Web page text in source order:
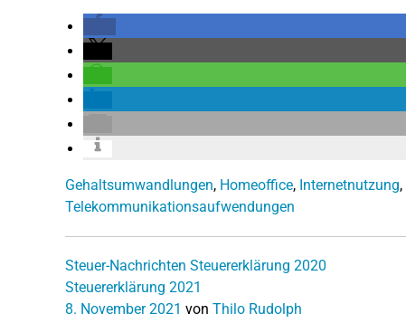
Gehaltsumwandlungen, Homeoffice, Internetnutzung,
Telekommunikationsaufwendungen
Steuer-Nachrichten Steuererklärung 2020
Steuererklärung 2021
8. November 2021 von Thilo Rudolph